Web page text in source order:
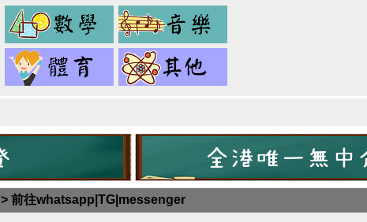
文
數
學
舞
健
身
> 前往whatsapp|TG|messenger